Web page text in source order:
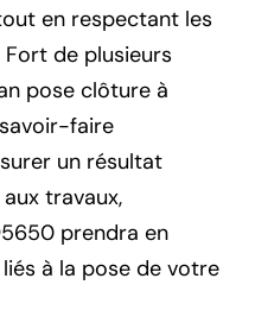
en respectant les
de plusieurs
pose clôture à
faire
un résultat
travaux,
prendra en
à la pose de votre